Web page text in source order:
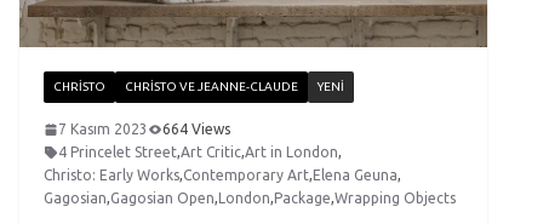
CHRISTO CHRISTO VE JEANNE-CLAUDE YENI
7 Kasım 2023
664 Views
4 Princelet Street,Art Critic,Art in London,
Christo: Early Works,Contemporary Art, Elena Geuna,
Gagosian,Gagosian Open, London, Package,Wrapping Objects